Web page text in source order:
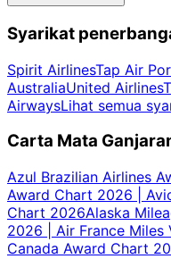
Syarikat
Spirit AirlinesTap Air
AustraliaUnited Airlines
AirwaysLihat semua
Carta Mata
Azul Brazilian Airlines
Award Chart 2026 |
Chart 2026Alaska
2026 | Air France Miles
Canada Award Chart